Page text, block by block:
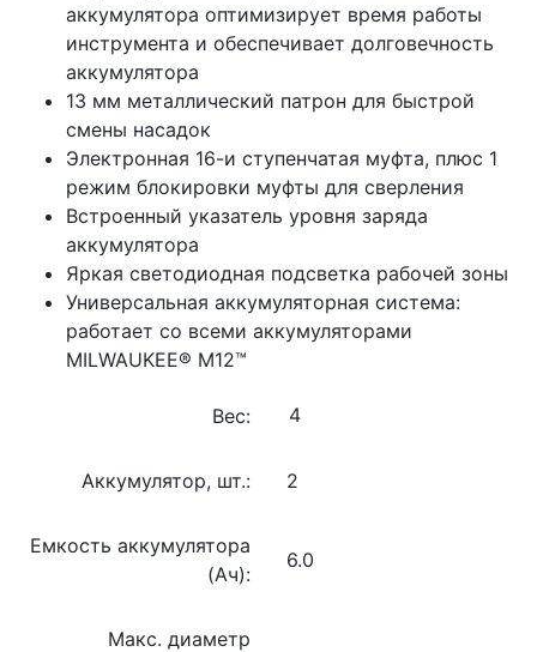
аккумулятора оптимизирует время работы
инструмента и обеспечивает долговечность
аккумулятора
13 мм металлический патрон для быстрой
смены насадок
Электронная 16-и ступенчатая муфта, плюс 1
режим блокировки муфты для сверления
Встроенный указатель уровня заряда
аккумулятора
Яркая светодиодная подсветка рабочей зоны
Универсальная аккумуляторная система:
работает со всеми аккумуляторами
MILWAUKEE® M12™
Вес:
Аккумулятор, шт.: 2
Емкость аккумулятора
(Ач):
6.0
Макс. диаметр